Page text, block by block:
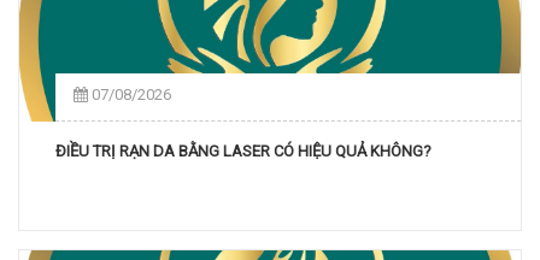
07/08/2026
ĐIỀU TRỊ RẠN DA BẰNG LASER CÓ HIỆU QUẢ KHÔNG?